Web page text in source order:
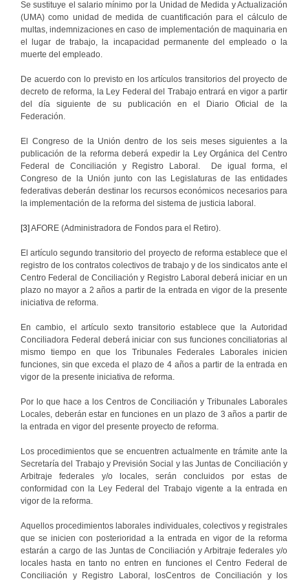
Se sustituye el salario mínimo por la Unidad de Medida y Actualización
(UMA) como unidad de medida de cuantificación para el cálculo de
multas, indemnizaciones en caso de implementación de maquinaria en
el lugar de trabajo, la incapacidad permanente del empleado o la
muerte del empleado.
De acuerdo con lo previsto en los artículos transitorios del proyecto de
decreto de reforma, la Ley Federal del Trabajo entrará en vigor a partir
del día siguiente de su publicación en el Diario Oficial de la
Federación.
El Congreso de la Unión dentro de los seis meses siguientes a la
publicación de la reforma deberá expedir la Ley Orgánica del Centro
Federal de Conciliación y Registro Laboral. De igual forma, el
Congreso de la Unión junto con las Legislaturas de las entidades
federativas deberán destinar los recursos económicos necesarios para
la implementación de la reforma del sistema de justicia laboral.
[3]AFORE (Administradora de Fondos para el Retiro).
El artículo segundo transitorio del proyecto de reforma establece que el
registro de los contratos colectivos de trabajo y de los sindicatos ante el
Centro Federal de Conciliación y Registro Laboral deberá iniciar en un
plazo no mayor a 2 años a partir de la entrada en vigor de la presente
iniciativa de reforma.
En cambio, el artículo sexto transitorio establece que la Autoridad
Conciliadora Federal deberá iniciar con sus funciones conciliatorias al
mismo tiempo en que los Tribunales Federales Laborales inicien
funciones, sin que exceda el plazo de 4 años a partir de la entrada en
vigor de la presente iniciativa de reforma.
Por lo que hace a los Centros de Conciliación y Tribunales Laborales
Locales, deberán estar en funciones en un plazo de 3 años a partir de
la entrada en vigor del presente proyecto de reforma.
Los procedimientos que se encuentren actualmente en trámite ante la
Secretaría del Trabajo y Previsión Social y las Juntas de Conciliación y
Arbitraje federales y/o locales, serán concluidos por estas de
conformidad con la Ley Federal del Trabajo vigente a la entrada en
vigor de la reforma.
Aquellos procedimientos laborales individuales, colectivos y registrales
que se inicien con posterioridad a la entrada en vigor de la reforma
estarán a cargo de las Juntas de Conciliación y Arbitraje federales y/o
locales hasta en tanto no entren en funciones el Centro Federal de
Conciliación y Registro Laboral, losCentros de Conciliación y los